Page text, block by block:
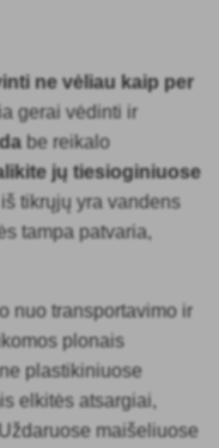
ne vėliau kaip per
gerai vėdinti ir
be reikalo
jų tiesioginiuose
tikrųjų yra vandens
tampa patvaria,
nuo transportavimo ir
plonais
plastikiniuose
elkitės atsargiai,
maišeliuose